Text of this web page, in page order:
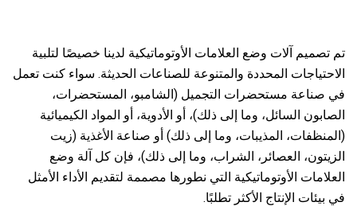
تم تصميم آلات وضع العلامات الأوتوماتيكية لدينا خصيصًا لتلبية
الاحتياجات المحددة والمتنوعة للصناعات الحديثة. سواء كنت تعمل
في صناعة مستحضرات التجميل (الشامبو، المستحضرات،
الصابون السائل، وما إلى ذلك)، أو الأدوية، أو المواد الكيميائية
(المنظفات، المذيبات، وما إلى ذلك) أو صناعة الأغذية (زيت
الزيتون، العصائر، الشراب، وما إلى ذلك)، فإن كل آلة وضع
العلامات الأوتوماتيكية التي نطورها مصممة لتقديم الأداء الأمثل
في بيئات الإنتاج الأكثر تطلبًا.